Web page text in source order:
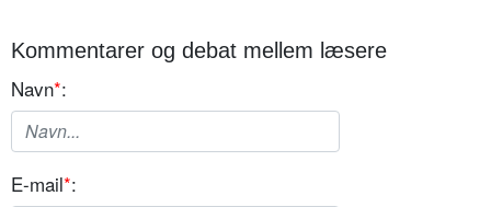
Kommentarer og debat mellem læsere
Navn*:
E-mail*: